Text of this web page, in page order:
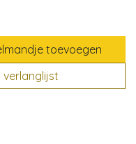
toevoegen
verlanglijst